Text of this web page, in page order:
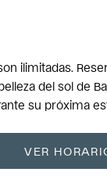
ilimitadas.
del sol de
su próxima
VER